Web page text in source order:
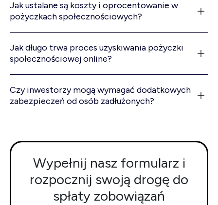
Jak ustalane są koszty i oprocentowanie w
pożyczkach społecznościowych?
Jak długo trwa proces uzyskiwania pożyczki
społecznościowej online?
Czy inwestorzy mogą wymagać dodatkowych
zabezpieczeń od osób zadłużonych?
Wypełnij nasz formularz i
rozpocznij swoją drogę do
spłaty zobowiązań